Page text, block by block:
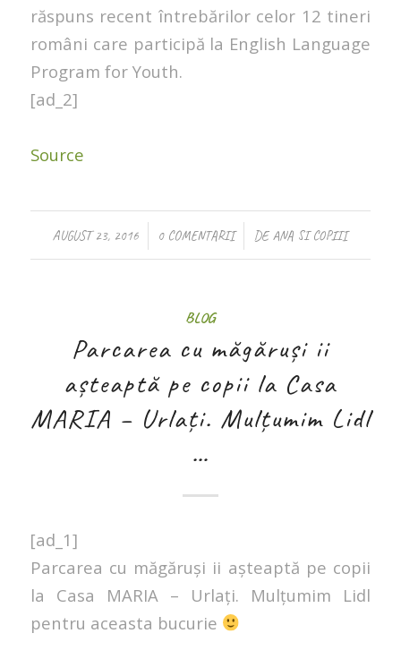
răspuns recent întrebărilor celor 12 tineri
români care participă la English Language
Program for Youth.
[ad_2]
Source
AUGUST 23, 2016
/ 0 COMENTARII
/ DE ANA SI COPIII
BLOG
Parcarea cu măgăruși ii
așteaptă pe copii la Casa
MARIA – Urlați. Mulțumim Lidl
…
[ad_1]
Parcarea cu măgăruși ii așteaptă pe copii
la Casa MARIA – Urlați. Mulțumim Lidl
pentru aceasta bucurie